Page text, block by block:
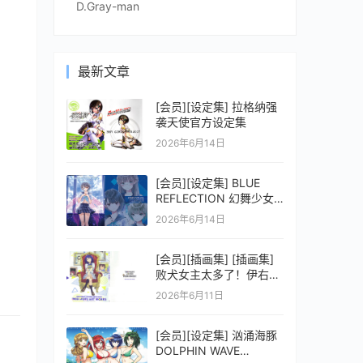
D.Gray-man
最新文章
[会员][设定集] 拉格纳强
袭天使官方设定集
2026年6月14日
[会员][设定集] BLUE
REFLECTION 幻舞少女
之剑公式ビジュアルコレ
2026年6月14日
[会员][插画集] [插画集]
败犬女主太多了！伊右群
ARTWORKS
2026年6月11日
[会员][设定集] 汹涌海豚
DOLPHIN WAVE